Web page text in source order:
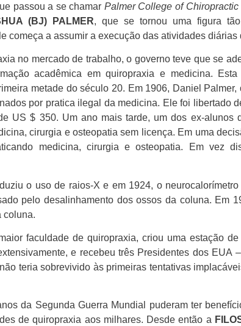
passou a se chamar Palmer College of Chiropractic
(BJ) PALMER, que se tornou uma figura
começa a assumir a execução das atividades diárias
no mercado de trabalho, o governo teve que se
acadêmica em quiropraxia e medicina.
metade do século 20. Em 1906, Daniel
por pratica ilegal da medicina. Ele foi libertado
US $ 350. Um ano mais tarde, um dos ex-alunos
cirurgia e osteopatia sem licença. Em uma
medicina, cirurgia e osteopatia. Em vez
o uso de raios-X e em 1924, o
pelo desalinhamento dos ossos da coluna. Em
coluna.
faculdade de quiropraxia, criou uma estação
e recebeu três Presidentes dos EUA
teria sobrevivido às primeiras tentativas
da Segunda Guerra Mundial puderam ter
de quiropraxia aos milhares. Desde então a